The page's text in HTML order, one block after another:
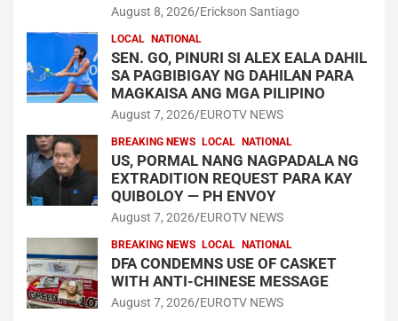
August 8, 2026 Erickson Santiago
LOCAL NATIONAL
SEN. GO, PINURI SI ALEX EALA DAHIL
SA PAGBIBIGAY NG DAHILAN PARA
MAGKAISA ANG MGA PILIPINO
August 7, 2026 EUROTV NEWS
BREAKING NEWS LOCAL NATIONAL
US, PORMAL NANG NAGPADALA NG
EXTRADITION REQUEST PARA KAY
QUIBOLOY — PH ENVOY
August 7, 2026 EUROTV NEWS
BREAKING NEWS LOCAL NATIONAL
DFA CONDEMNS USE OF CASKET
WITH ANTI-CHINESE MESSAGE
August 7, 2026 EUROTV NEWS